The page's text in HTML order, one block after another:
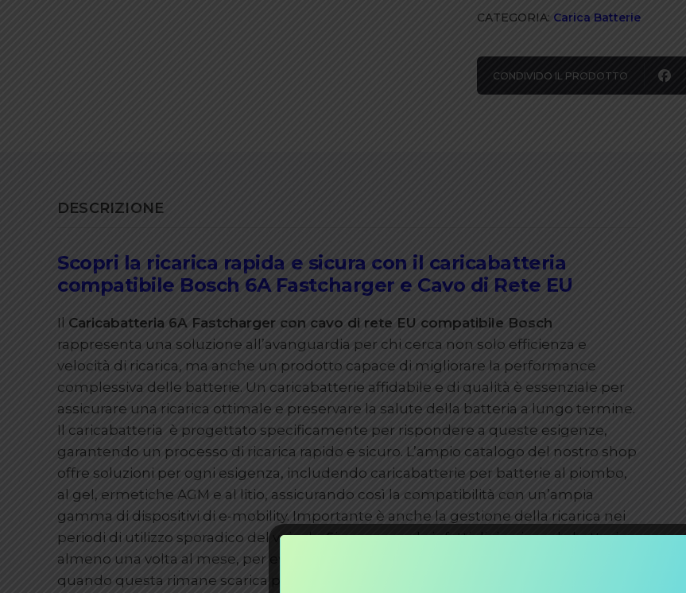
CATEGORIA: Carica Batterie
CONDIVIDO IL PRODOTTO
DESCRIZIONE
Scopri la ricarica rapida e sicura con il caricabatteria
compatibile Bosch 6A Fastcharger e Cavo di Rete EU
Il Caricabatteria 6A Fastcharger con cavo di rete EU compatibile Bosch
rappresenta una soluzione all’avanguardia per chi cerca non solo efficienza e
velocità di ricarica, ma anche un prodotto capace di migliorare la performance
complessiva delle batterie. Un caricabatterie affidabile e di qualità è essenziale per
assicurare una ricarica ottimale e preservare la salute della batteria a lungo termine.
Il caricabatteria è progettato specificamente per rispondere a queste esigenze,
garantendo un processo di ricarica rapido e sicuro. L’ampio catalogo del nostro shop
offre soluzioni per ogni esigenza, includendo caricabatterie per batterie al piombo,
al gel, ermetiche AGM e al litio, assicurando così la compatibilità con un’ampia
gamma di dispositivi di e-mobility. Importante è anche la gestione della ricarica nei
periodi di utilizzo sporadico del veicolo. Si raccomanda infatti di ricaricare la batteria
almeno una volta al mese, per evitare il degrado prestazionale che si verifica
quando questa rimane scarica per lunghi periodi. Attenzione, però, a non incappare